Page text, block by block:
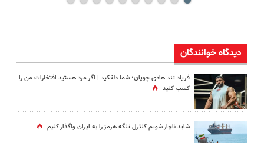
دیدگاه خوانندگان
فریاد تند هادی چوپان؛‌ شما دلقکید | اگر مرد هستید افتخارات من را
کسب کنید
شاید ناچار شویم کنترل تنگه هرمز را به ایران واگذار کنیم